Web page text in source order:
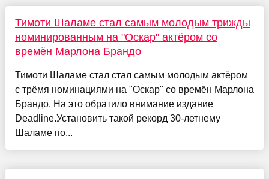
Тимоти Шаламе стал самым молодым трижды
номинированным на "Оскар" актёром со
времён Марлона Брандо
Тимоти Шаламе стал стал самым молодым актёром
с трёмя номинациями на "Оскар" со времён Марлона
Брандо. На это обратило внимание издание
Deadline.Установить такой рекорд 30-летнему
Шаламе по...